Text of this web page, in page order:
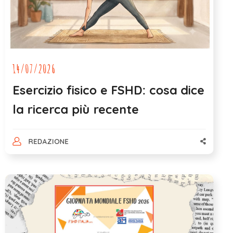
14/07/2026
Esercizio fisico e FSHD: cosa dice
la ricerca più recente
REDAZIONE